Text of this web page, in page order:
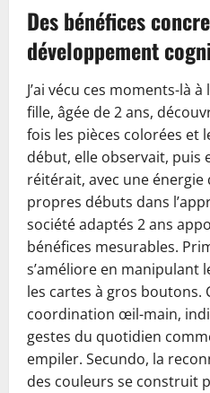
Des bénéfices
développement
J’ai vécu ces moments-là
fille, âgée de 2 ans,
fois les pièces colorées et
début, elle observait, puis
réitérait, avec une
propres débuts dans
société adaptés 2 ans
bénéfices mesurables.
s’améliore en manipulant
les cartes à gros boutons.
coordination œil-main,
gestes du quotidien
empiler. Secundo, la
des couleurs se construit